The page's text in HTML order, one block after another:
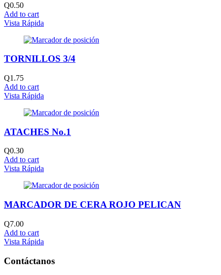
Q0.50
Add to cart
Vista Rápida
TORNILLOS 3/4
Q1.75
Add to cart
Vista Rápida
ATACHES No.1
Q0.30
Add to cart
Vista Rápida
MARCADOR DE CERA ROJO PELICAN
Q7.00
Add to cart
Vista Rápida
Contáctanos